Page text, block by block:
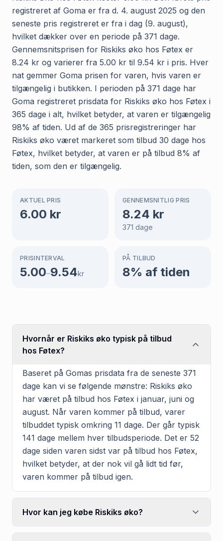
registreret af Goma er fra d. 4. august 2025 og den
seneste pris registreret er fra i dag (9. august),
hvilket dækker over en periode på 371 dage.
Gennemsnitsprisen for Riskiks øko hos Føtex er
8.24 kr og varierer fra 5.00 kr til 9.54 kr i pris. Hver
nat gemmer Goma prisen for varen, hvis varen er
tilgængelig i butikken. I perioden på 371 dage har
Goma registreret prisdata for Riskiks øko hos Føtex i
365 dage i alt, hvilket betyder, at varen er tilgængelig
98% af tiden. Ud af de 365 prisregistreringer har
Riskiks øko været markeret som tilbud 30 dage hos
Føtex, hvilket betyder, at varen er på tilbud 8% af
tiden, som den er tilgængelig.
AKTUEL PRIS
6.00 kr
GENNEMSNITLIG PRIS
8.24 kr
371 dage
PRISINTERVAL
5.00–9.54kr
PÅ TILBUD
8% af tiden
Hvornår er Riskiks øko typisk på tilbud
hos Føtex?
Baseret på Gomas prisdata fra de seneste 371
dage kan vi se følgende mønstre: Riskiks øko
har været på tilbud hos Føtex i januar, juni og
august. Når varen kommer på tilbud, varer
tilbuddet typisk omkring 11 dage. Der går typisk
141 dage mellem hver tilbudsperiode. Det er 52
dage siden varen sidst var på tilbud hos Føtex,
hvilket betyder, at der nok vil gå lidt tid før,
varen kommer på tilbud igen.
Hvor kan jeg købe Riskiks øko?